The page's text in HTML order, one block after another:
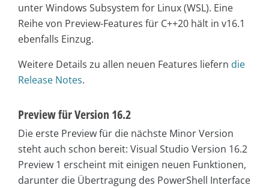
unter Windows Subsystem for Linux (WSL). Eine
Reihe von Preview-Features für C++20 hält in v16.1
ebenfalls Einzug.
Weitere Details zu allen neuen Features liefern die
Release Notes.
Preview für Version 16.2
Die erste Preview für die nächste Minor Version
steht auch schon bereit: Visual Studio Version 16.2
Preview 1 erscheint mit einigen neuen Funktionen,
darunter die Übertragung des PowerShell Interface